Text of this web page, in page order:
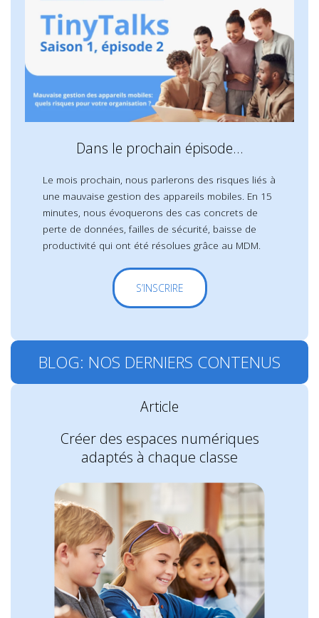
Dans le prochain épisode…
Le mois prochain, nous parlerons des risques liés à
une mauvaise gestion des appareils mobiles. En 15
minutes, nous évoquerons des cas concrets de
perte de données, failles de sécurité, baisse de
productivité qui ont été résolues grâce au MDM.
S’INSCRIRE
BLOG: NOS DERNIERS CONTENUS
Article
Créer des espaces numériques
adaptés à chaque classe